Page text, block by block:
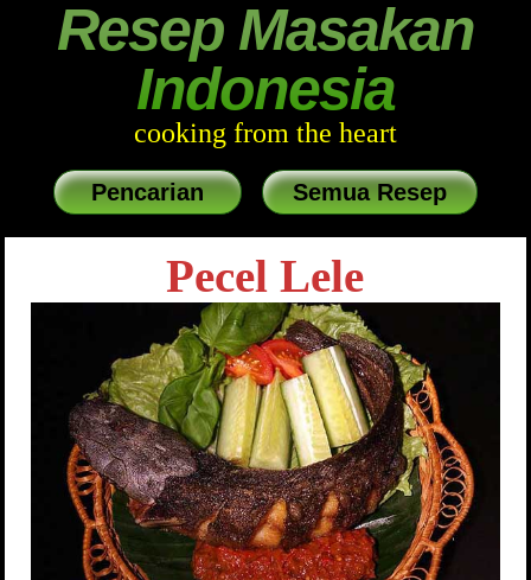
Resep Masakan
Indonesia
cooking from the heart
Pencarian Semua Resep
Pecel Lele